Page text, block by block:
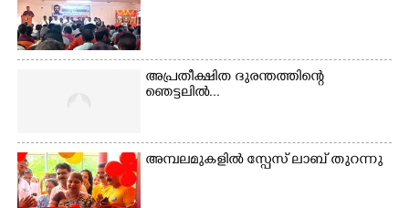
അപ്രതീക്ഷിത ദുരന്തത്തിന്റെ
ഞെട്ടലിൽ...
അമ്പലമുകളിൽ സ്പേസ് ലാബ് തുറന്നു